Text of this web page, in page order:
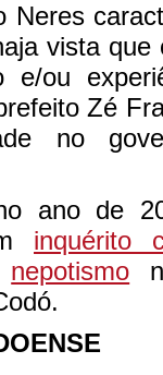
Neres
vista que
e/ou
Zé
no
ano de
inquérito
nepotismo